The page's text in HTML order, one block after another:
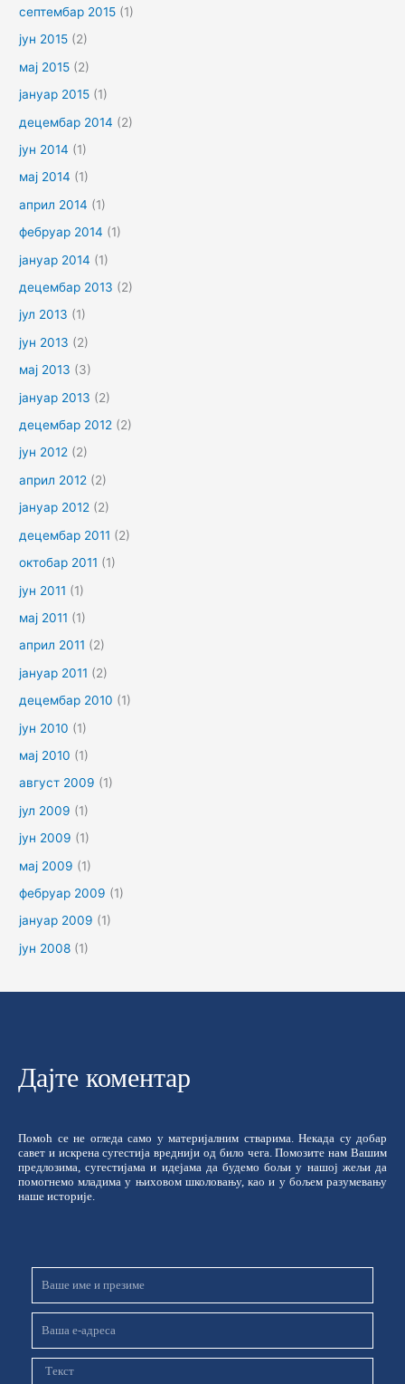
септембар 2015 (1)
јун 2015 (2)
мај 2015 (2)
јануар 2015 (1)
децембар 2014 (2)
јун 2014 (1)
мај 2014 (1)
април 2014 (1)
фебруар 2014 (1)
јануар 2014 (1)
децембар 2013 (2)
јул 2013 (1)
јун 2013 (2)
мај 2013 (3)
јануар 2013 (2)
децембар 2012 (2)
јун 2012 (2)
април 2012 (2)
јануар 2012 (2)
децембар 2011 (2)
октобар 2011 (1)
јун 2011 (1)
мај 2011 (1)
април 2011 (2)
јануар 2011 (2)
децембар 2010 (1)
јун 2010 (1)
мај 2010 (1)
август 2009 (1)
јул 2009 (1)
јун 2009 (1)
мај 2009 (1)
фебруар 2009 (1)
јануар 2009 (1)
јун 2008 (1)
Дајте коментар
Помоћ се не огледа само у материјалним стварима. Некада су добар
савет и искрена сугестија вреднији од било чега. Помозите нам Вашим
предлозима, сугестијама и идејама да будемо бољи у нашој жељи да
помогнемо младима у њиховом школовању, као и у бољем разумевању
наше историје.
презиме
Порука